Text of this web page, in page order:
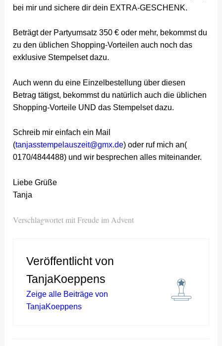
bei mir und sichere dir dein EXTRA-GESCHENK.
Beträgt der Partyumsatz 350 € oder mehr, bekommst du
zu den üblichen Shopping-Vorteilen auch noch das
exklusive Stempelset dazu.
Auch wenn du eine Einzelbestellung über diesen
Betrag tätigst, bekommst du natürlich auch die üblichen
Shopping-Vorteile UND das Stempelset dazu.
Schreib mir einfach ein Mail
(tanjasstempelauszeit@gmx.de) oder ruf mich an(
0170/4844488) und wir besprechen alles miteinander.
Liebe Grüße
Tanja
Verschlagwortet mitFreude im Advent
Veröffentlicht von
TanjaKoeppens
Zeige alle Beiträge von
TanjaKoeppens